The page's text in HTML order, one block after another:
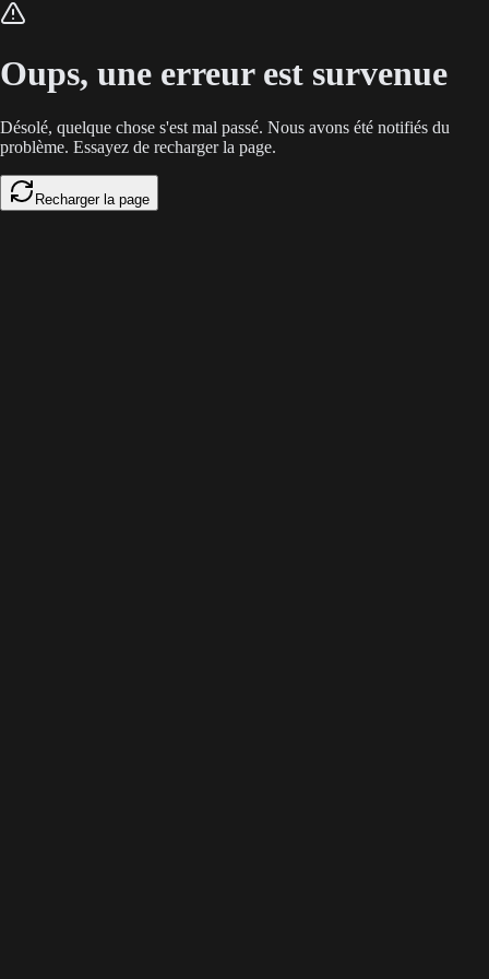
L'intégration d'agents IA sature la mémoire de contexte des LLM.
Oups, une erreur est survenue
Désolé, quelque chose s'est mal passé. Nous avons été notifiés du
problème. Essayez de recharger la page.
Recharger la page